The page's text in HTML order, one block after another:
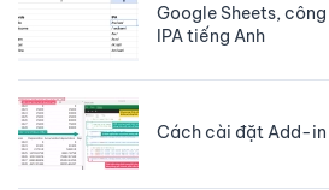
Google Sheets,
IPA tiếng Anh
Cách cài đặt Add-in